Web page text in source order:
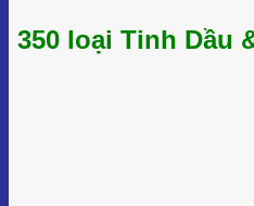
350 loại Tinh Dầu